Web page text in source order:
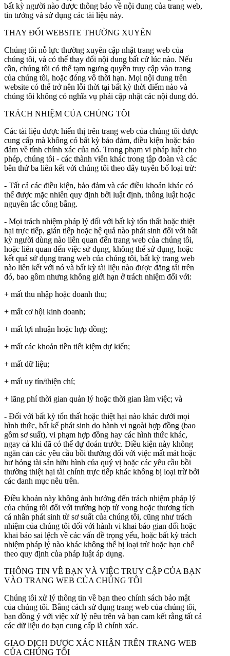
bất kỳ người nào được thông báo về nội dung của trang web,
tin tưởng và sử dụng các tài liệu này.
THAY ĐỔI WEBSITE THƯỜNG XUYÊN
Chúng tôi nỗ lực thường xuyên cập nhật trang web của
chúng tôi, và có thể thay đổi nội dung bất cứ lúc nào. Nếu
cần, chúng tôi có thể tạm ngưng quyền truy cập vào trang
của chúng tôi, hoặc đóng vô thời hạn. Mọi nội dung trên
website có thể trở nên lỗi thời tại bất kỳ thời điểm nào và
chúng tôi không có nghĩa vụ phải cập nhật các nội dung đó.
TRÁCH NHIỆM CỦA CHÚNG TÔI
Các tài liệu được hiển thị trên trang web của chúng tôi được
cung cấp mà không có bất kỳ bảo đảm, điều kiện hoặc bảo
đảm về tính chính xác của nó. Trong phạm vi pháp luật cho
phép, chúng tôi - các thành viên khác trong tập đoàn và các
bên thứ ba liên kết với chúng tôi theo đây tuyên bố loại trừ:
- Tất cả các điều kiện, bảo đảm và các điều khoản khác có
thể được mặc nhiên quy định bởi luật định, thông luật hoặc
nguyên tắc công bằng.
- Mọi trách nhiệm pháp lý đối với bất kỳ tổn thất hoặc thiệt
hại trực tiếp, gián tiếp hoặc hệ quả nào phát sinh đối với bất
kỳ người dùng nào liên quan đến trang web của chúng tôi,
hoặc liên quan đến việc sử dụng, không thể sử dụng, hoặc
kết quả sử dụng trang web của chúng tôi, bất kỳ trang web
nào liên kết với nó và bất kỳ tài liệu nào được đăng tải trên
đó, bao gồm nhưng không giới hạn ở trách nhiệm đối với:
+ mất thu nhập hoặc doanh thu;
+ mất cơ hội kinh doanh;
+ mất lợi nhuận hoặc hợp đồng;
+ mất các khoản tiền tiết kiệm dự kiến;
+ mất dữ liệu;
+ mất uy tín/thiện chí;
+ lãng phí thời gian quản lý hoặc thời gian làm việc; và
- Đối với bất kỳ tổn thất hoặc thiệt hại nào khác dưới mọi
hình thức, bất kể phát sinh do hành vi ngoài hợp đồng (bao
gồm sơ suất), vi phạm hợp đồng hay các hình thức khác,
ngay cả khi đã có thể dự đoán trước. Điều kiện này không
ngăn cản các yêu cầu bồi thường đối với việc mất mát hoặc
hư hỏng tài sản hữu hình của quý vị hoặc các yêu cầu bồi
thường thiệt hại tài chính trực tiếp khác không bị loại trừ bởi
các danh mục nêu trên.
Điều khoản này không ảnh hưởng đến trách nhiệm pháp lý
của chúng tôi đối với trường hợp tử vong hoặc thương tích
cá nhân phát sinh từ sơ suất của chúng tôi, cũng như trách
nhiệm của chúng tôi đối với hành vi khai báo gian dối hoặc
khai báo sai lệch về các vấn đề trọng yếu, hoặc bất kỳ trách
nhiệm pháp lý nào khác không thể bị loại trừ hoặc hạn chế
theo quy định của pháp luật áp dụng.
THÔNG TIN VỀ BẠN VÀ VIỆC TRUY CẬP CỦA BẠN
VÀO TRANG WEB CỦA CHÚNG TÔI
Chúng tôi xử lý thông tin về bạn theo chính sách bảo mật
của chúng tôi. Bằng cách sử dụng trang web của chúng tôi,
bạn đồng ý với việc xử lý nêu trên và bạn cam kết rằng tất cả
các dữ liệu do bạn cung cấp là chính xác.
GIAO DỊCH ĐƯỢC XÁC NHẬN TRÊN TRANG WEB
CỦA CHÚNG TÔI